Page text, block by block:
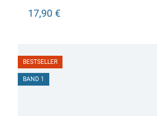
17,90 €
BESTSELLER
BAND 1